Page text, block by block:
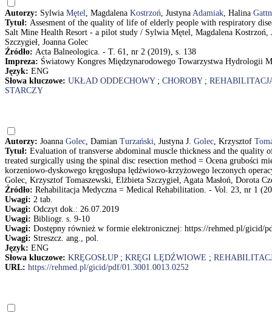
Autorzy: Sylwia Mętel, Magdalena Kostrzoń, Justyna Adamiak, Halina
Tytuł: Assesment of the quality of life of elderly people with respiratory
Salt Mine Health Resort - a pilot study / Sylwia Mętel, Magdalena
Szczygieł, Joanna Golec
Źródło: Acta Balneologica. - T. 61, nr 2 (2019), s. 138
Impreza: Światowy Kongres Międzynarodowego Towarzystwa Hydrologii
Język: ENG
Słowa kluczowe: UKŁAD ODDECHOWY; CHOROBY;
STARCZY
Autorzy: Joanna Golec, Damian Turzański, Justyna J. Golec, Krzysztof
Tytuł: Evaluation of transverse abdominal muscle thickness and the
treated surgically using the spinal disc resection method = Ocena grubości
korzeniowo-dyskowego kręgosłupa lędźwiowo-krzyżowego leczonych
Golec, Krzysztof Tomaszewski, Elżbieta Szczygieł, Agata Masłoń, Dorota
Źródło: Rehabilitacja Medyczna = Medical Rehabilitation. - Vol. 23, nr 1
Uwagi: 2 tab.
Uwagi: Odczyt dok.: 26.07.2019
Uwagi: Bibliogr. s. 9-10
Uwagi: Dostępny również w formie elektronicznej: https://rehmed.pl/gicid/
Uwagi: Streszcz. ang., pol.
Język: ENG
Słowa kluczowe: KRĘGOSŁUP; KRĘGI LĘDŹWIOWE ;
URL: https://rehmed.pl/gicid/pdf/01.3001.0013.0252